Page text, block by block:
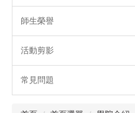
師生榮譽
活動剪影
常見問題